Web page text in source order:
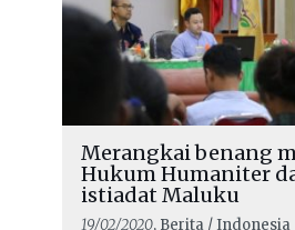
Merangkai benang
Hukum Humaniter
istiadat Maluku
19/02/2020, Berita / Indonesia